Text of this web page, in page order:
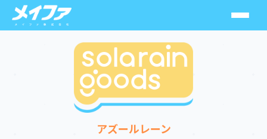
アズールレーン